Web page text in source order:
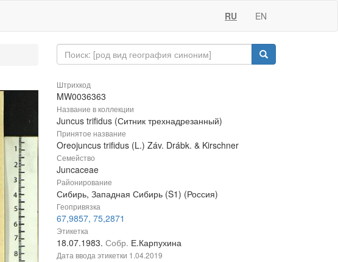
RU EN
Штрихкод
MW0036363
Название в коллекции
Juncus trifidus (Ситник трехнадрезанный)
Принятое название
Oreojuncus trifidus (L.) Záv. Drábk. & Kirschner
Семейство
Juncaceae
Районирование
Сибирь, Западная Сибирь (S1) (Россия)
Геопривязка
67,9857, 75,2871
Этикетка
18.07.1983. Собр. Е.Карпухина
Дата ввода этикетки 1.04.2019